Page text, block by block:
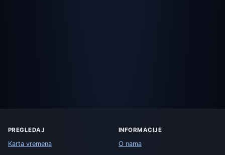
PREGLEDAJ
Karta vremena
INFORMACIJE
O nama